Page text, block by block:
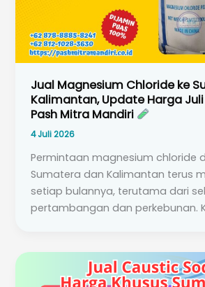
Jual Magnesium Chloride ke
Kalimantan, Update Harga
Pash Mitra Mandiri
4 Juli 2026
Permintaan magnesium chloride
Sumatera dan Kalimantan terus
setiap bulannya, terutama dari
pertambangan dan perkebunan.